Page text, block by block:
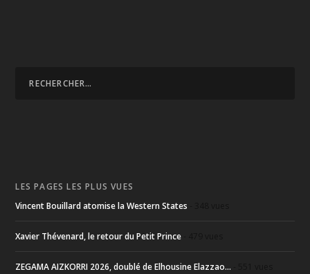
LES PAGES LES PLUS VUES
Vincent Bouillard atomise la Western States
Xavier Thévenard, le retour du Petit Prince
ZEGAMA AIZKORRI 2026, doublé de Elhousine Elazzao...